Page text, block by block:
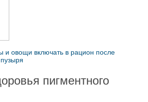
и овощи включать в рацион после
пигментного